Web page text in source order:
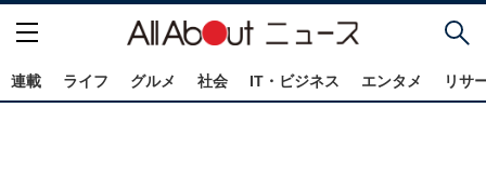
連載 ライフ グルメ 社会 IT・ビジネス エンタメ リサ